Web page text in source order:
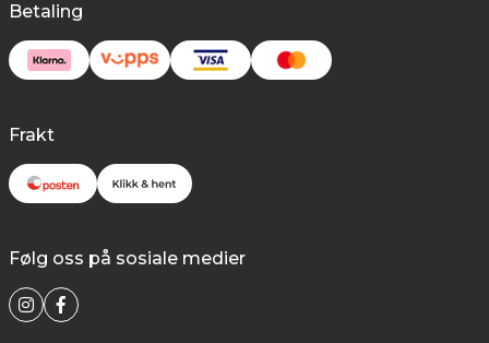
Betaling
Frakt
Følg oss på sosiale medier